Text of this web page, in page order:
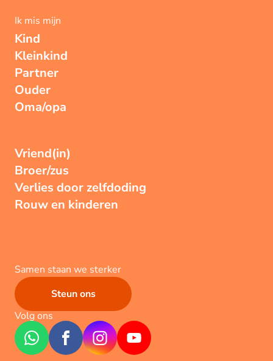
Ik mis mijn
Kind
Kleinkind
Partner
Ouder
Oma/opa
Vriend(in)
Broer/zus
Verlies door zelfdoding
Rouw en kinderen
Samen staan we sterker
Steun ons
Volg ons